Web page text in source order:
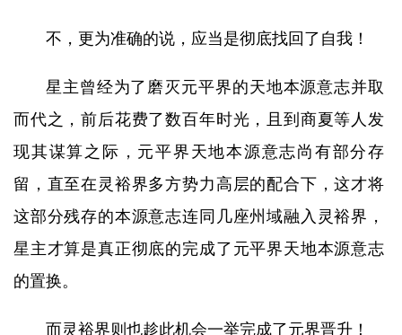
不，更为准确的说，应当是彻底找回了自我！
星主曾经为了磨灭元平界的天地本源意志并取
而代之，前后花费了数百年时光，且到商夏等人发
现其谋算之际，元平界天地本源意志尚有部分存
留，直至在灵裕界多方势力高层的配合下，这才将
这部分残存的本源意志连同几座州域融入灵裕界，
星主才算是真正彻底的完成了元平界天地本源意志
的置换。
而灵裕界则也趁此机会一举完成了元界晋升！